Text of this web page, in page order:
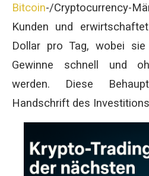
Bitcoin-/Cryptocurrency-
Kunden und
Dollar pro Tag, wobei
Gewinne schnell und
werden. Diese
Handschrift des